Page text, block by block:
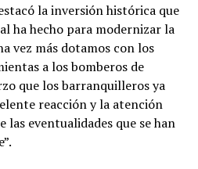
la inversión histórica que
ha hecho para modernizar la
vez más dotamos con los
a los bomberos de
que los barranquilleros ya
reacción y la atención
las eventualidades que se han